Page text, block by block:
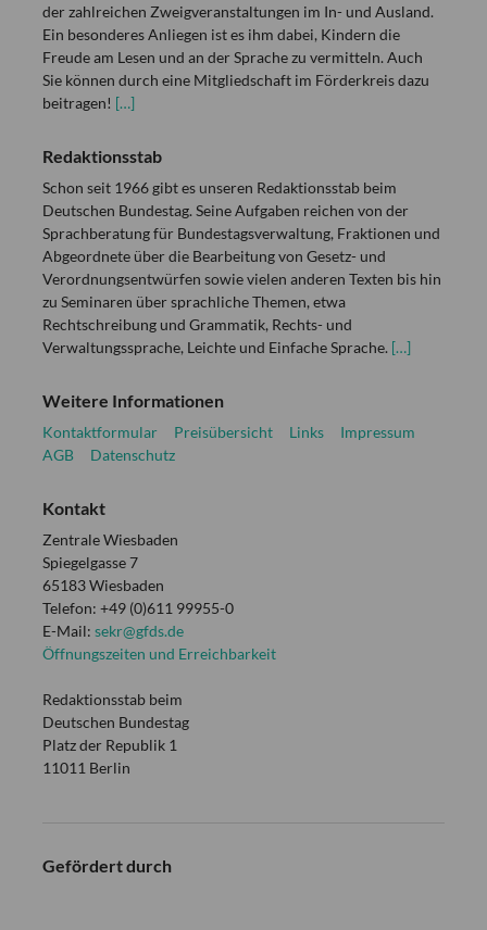
der zahlreichen Zweigveranstaltungen im In- und Ausland.
Ein besonderes Anliegen ist es ihm dabei, Kindern die
Freude am Lesen und an der Sprache zu vermitteln. Auch
Sie können durch eine Mitgliedschaft im Förderkreis dazu
beitragen! […]
Redaktionsstab
Schon seit 1966 gibt es unseren Redaktionsstab beim
Deutschen Bundestag. Seine Aufgaben reichen von der
Sprachberatung für Bundestagsverwaltung, Fraktionen und
Abgeordnete über die Bearbeitung von Gesetz- und
Verordnungsentwürfen sowie vielen anderen Texten bis hin
zu Seminaren über sprachliche Themen, etwa
Rechtschreibung und Grammatik, Rechts- und
Verwaltungssprache, Leichte und Einfache Sprache. […]
Weitere Informationen
Kontaktformular Preisübersicht Links
Impressum
AGB
Datenschutz
Kontakt
Zentrale Wiesbaden
Spiegelgasse 7
65183 Wiesbaden
Telefon: +49 (0)611 99955-0
E-Mail: sekr@gfds.de
Öffnungszeiten und Erreichbarkeit
Redaktionsstab beim
Deutschen Bundestag
Platz der Republik 1
11011 Berlin
Gefördert durch